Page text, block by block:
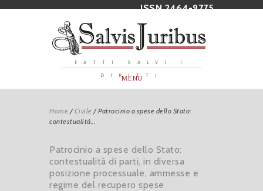
ISSN 2464-9775
FATTI SALVI I
DIRITTI
MENU
Home /Civile /Patrocinio a spese dello Stato:
contestualità...
Patrocinio a spese dello Stato:
contestualità di parti, in diversa
posizione processuale, ammesse e
regime del recupero spese